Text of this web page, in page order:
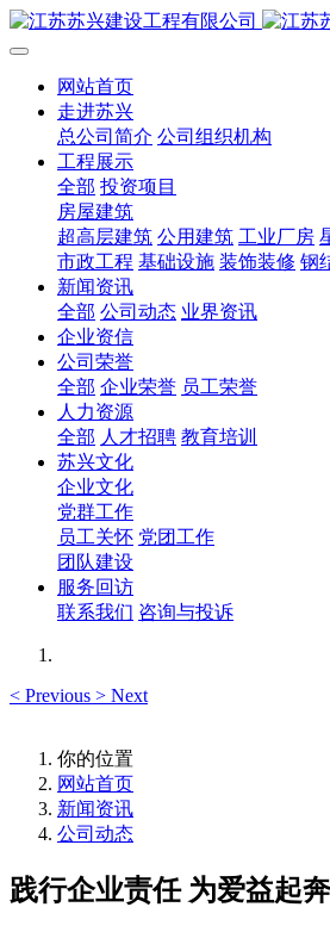
网站首页
走进苏兴
总公司简介 公司组织机构
工程展示
全部 投资项目
房屋建筑
超高层建筑 公用建筑 工业厂房
市政工程 基础设施 装饰装修 钢
新闻资讯
全部 公司动态 业界资讯
企业资信
公司荣誉
全部 企业荣誉 员工荣誉
人力资源
全部 人才招聘 教育培训
苏兴文化
企业文化
党群工作
员工关怀 党团工作
团队建设
服务回访
联系我们 咨询与投诉
< Previous > Next
你的位置
网站首页
新闻资讯
公司动态
践行企业责任 为爱益起